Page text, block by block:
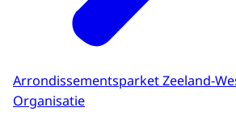
Arrondissementsparket Zeeland-
Organisatie